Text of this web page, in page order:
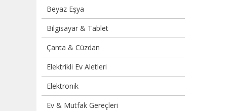
Beyaz Eşya
Bilgisayar & Tablet
Çanta & Cüzdan
Elektrikli Ev Aletleri
Elektronik
Ev & Mutfak Gereçleri